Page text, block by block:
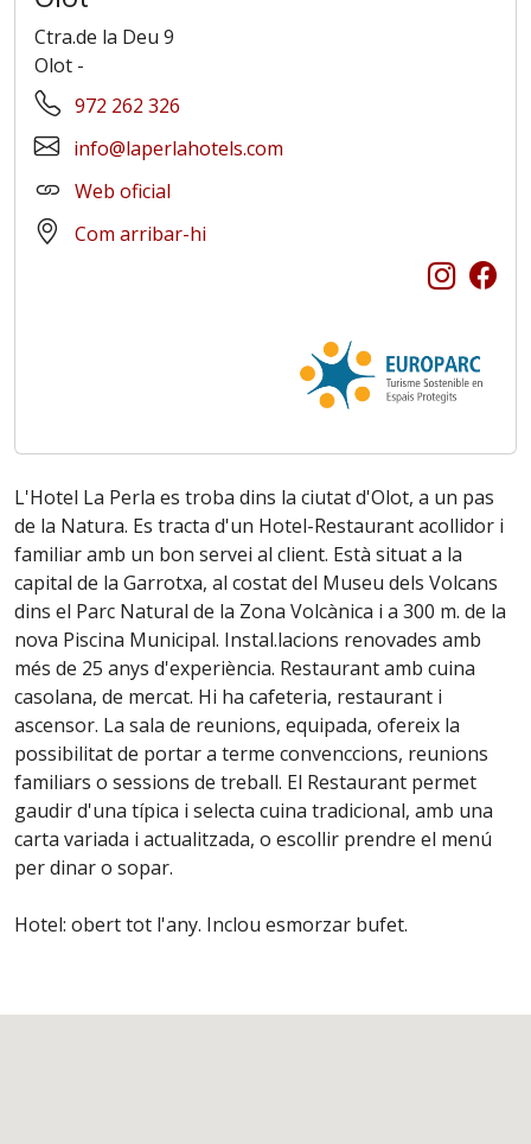
Ctra.de la Deu 9
Olot -
972 262 326
info@laperlahotels.com
Web oficial
Com arribar-hi
L'Hotel La Perla es troba dins la ciutat d'Olot, a un pas
de la Natura. Es tracta d'un Hotel-Restaurant acollidor i
familiar amb un bon servei al client. Està situat a la
capital de la Garrotxa, al costat del Museu dels Volcans
dins el Parc Natural de la Zona Volcànica i a 300 m. de la
nova Piscina Municipal. Instal.lacions renovades amb
més de 25 anys d'experiència. Restaurant amb cuina
casolana, de mercat. Hi ha cafeteria, restaurant i
ascensor. La sala de reunions, equipada, ofereix la
possibilitat de portar a terme convenccions, reunions
familiars o sessions de treball. El Restaurant permet
gaudir d'una típica i selecta cuina tradicional, amb una
carta variada i actualitzada, o escollir prendre el menú
per dinar o sopar.
Hotel: obert tot l'any. Inclou esmorzar bufet.